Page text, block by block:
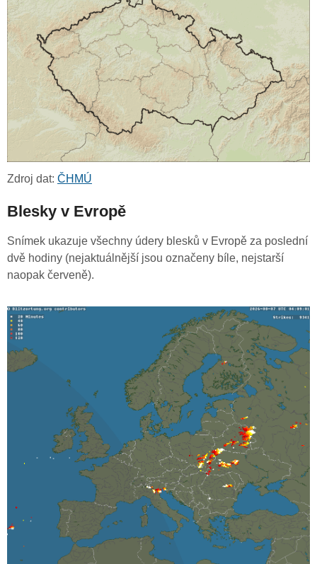
Zdroj dat: ČHMÚ
Blesky v Evropě
Snímek ukazuje všechny údery blesků v Evropě za poslední
dvě hodiny (nejaktuálnější jsou označeny bíle, nejstarší
naopak červeně).